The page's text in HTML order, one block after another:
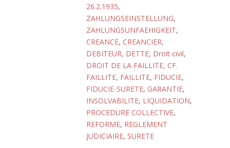
26.2.1935,
ZAHLUNGSEINSTELLUNG,
ZAHLUNGSUNFAEHIGKEIT,
CREANCE, CREANCIER,
DEBITEUR, DETTE, Droit civil,
DROIT DE LA FAILLITE, CF.
FAILLITE, FAILLITE, FIDUCIE,
FIDUCIE-SURETE, GARANTIE,
INSOLVABILITE, LIQUIDATION,
PROCEDURE COLLECTIVE,
REFORME, REGLEMENT
JUDICIAIRE, SURETE